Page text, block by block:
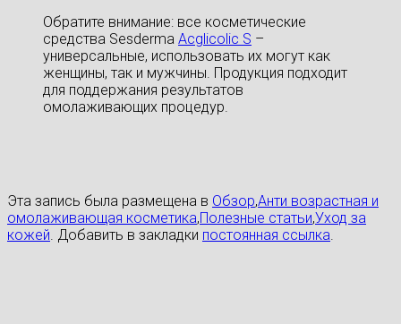
Обратите внимание: все косметические
средства Sesderma Acglicolic S –
универсальные, использовать их могут как
женщины, так и мужчины. Продукция подходит
для поддержания результатов
омолаживающих процедур.
Эта запись была размещена в Обзор,Анти возрастная и
омолаживающая косметика,Полезные статьи,Уход за
кожей. Добавить в закладки постоянная ссылка.